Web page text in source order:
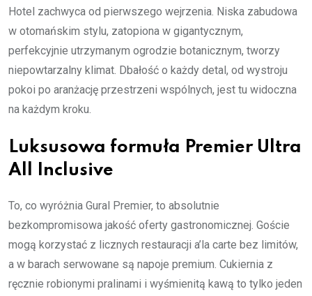
Hotel zachwyca od pierwszego wejrzenia. Niska zabudowa
w otomańskim stylu, zatopiona w gigantycznym,
perfekcyjnie utrzymanym ogrodzie botanicznym, tworzy
niepowtarzalny klimat. Dbałość o każdy detal, od wystroju
pokoi po aranżację przestrzeni wspólnych, jest tu widoczna
na każdym kroku.
Luksusowa formuła Premier Ultra
All Inclusive
To, co wyróżnia Gural Premier, to absolutnie
bezkompromisowa jakość oferty gastronomicznej. Goście
mogą korzystać z licznych restauracji a’la carte bez limitów,
a w barach serwowane są napoje premium. Cukiernia z
ręcznie robionymi pralinami i wyśmienitą kawą to tylko jeden